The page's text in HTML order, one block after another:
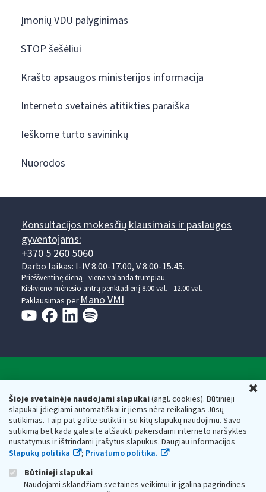
Šioje svetainėje naudojami slapukai(angl. cookies). Būtinieji
slapukai įdiegiami automatiškai ir jiems nėra reikalingas Jūsų
sutikimas. Taip pat galite sutikti ir su kitų slapukų naudojimu. Savo
sutikimą bet kada galėsite atšaukti pakeisdami interneto naršyklės
nustatymus ir ištrindami įrašytus slapukus. Daugiau informacijos
Slapukų politika
; Privatumo politika.
Būtinieji slapukai
Naudojami sklandžiam svetainės veikimui ir įgalina pagrindines
Įmonių VDU palyginimas
STOP šešėliui
Krašto apsaugos ministerijos informacija
Interneto svetainės atitikties paraiška
Ieškome turto savininkų
Nuorodos
Konsultacijos mokesčių klausimais ir paslaugos
gyventojams:
+370 5 260 5060
Darbo laikas: I-IV 8.00-17.00, V 8.00-15.45.
Prieššventinę dieną - viena valanda trumpiau.
Kiekvieno mėnesio antrą penktadienį 8.00 val. - 12.00 val.
Paklausimas per Mano VMI
Respublikos finansų ministerijos
Biudžetinė įstaiga. Juridinio asmens kodas — 188659752,
adresas: Vasario 16-osios g. 14, 01107 Vilnius, Lietuva, el.paštas:
vmi@vmi.lt, E. pristatymo dėžutės adresas 188659752
Duomenys apie Valstybinę mokesčių inspekciją prie Lietuvos
Respublikos finansų ministerijos kaupiami ir saugomi Juridinių